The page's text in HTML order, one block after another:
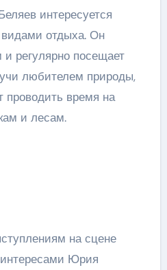
интересуется
отдыха. Он
регулярно посещает
любителем природы,
проводить время на
и лесам.
на сцене
Юрия